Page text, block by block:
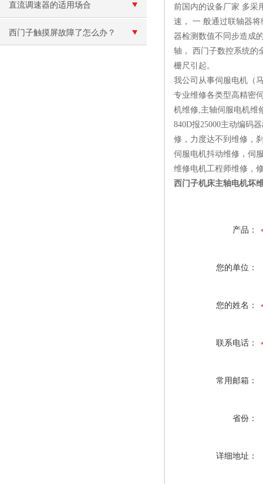
直流调速器的适用场合
西门子触摸屏故障了怎么办？
前国内的设备厂家 多采
速， 一 般通过联轴器
器检测数值不同步造成
轴， 西门子数控系统的
栅尺引起。
我公司从事伺服电机（
专业维修各类型高精密
机维修,主轴伺服电机维
840D报25000主动编码
修，力度达不到维修，
伺服电机抖动维修，伺
维修电机工程师维修，
西门子机床主轴电机坏
产品：
您的单位：
您的姓名：
联系电话：
常用邮箱：
省份：
详细地址：